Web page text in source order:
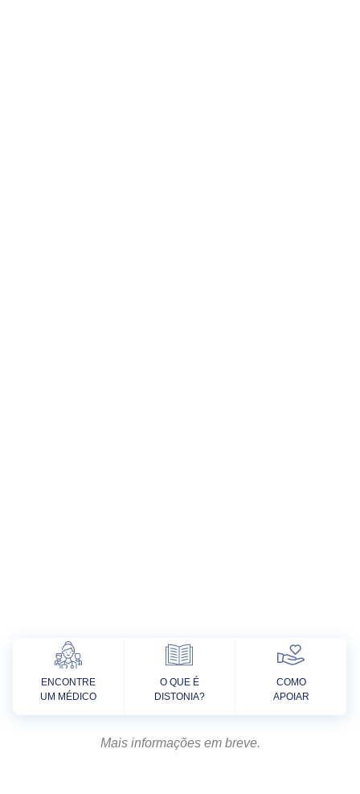
ENCONTRE
UM MÉDICO
O QUE É
DISTONIA?
COMO
APOIAR
Mais informações em breve.